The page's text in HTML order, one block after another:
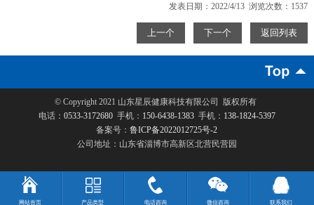
发表日期：2022/4/13 浏览次数：1537
上一个 下一个 返回列表
© Copyright 2021 山东星辰健康科技有限公司
版权所有
电话： 0533-3172680手机： 150-6438-1383手机： 138-1824-5397
备案号：鲁ICP备2022012725号-2
公司地址：山东省淄博市高新区北营民营园
网站首页 产品类型 电话咨询 微信咨询 联系我们